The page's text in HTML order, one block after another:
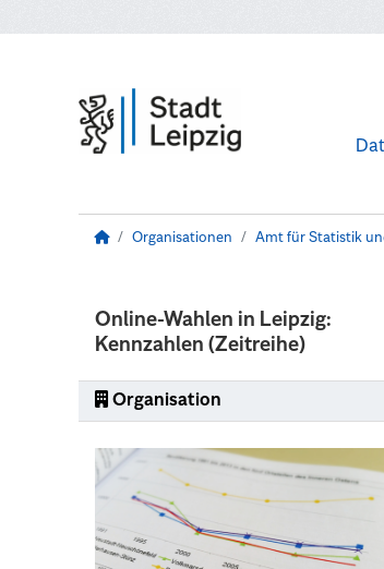
Organisationen Amt für Statistik
Online-Wahlen in Leipzig:
Kennzahlen (Zeitreihe)
Organisation